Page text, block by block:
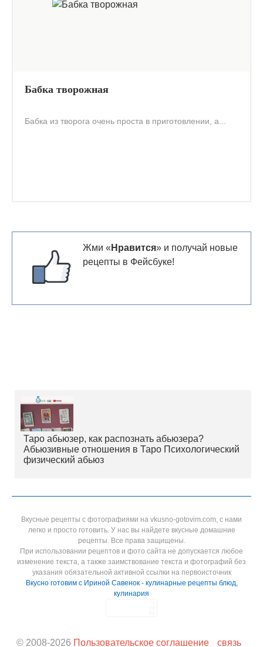
Бабка творожная
Бабка из творога очень проста в приготовлении, а...
Жми « Нравится» и получай новые
рецепты в Фейсбуке!
Таро абьюзер, как распознать абьюзера?
Абьюзивные отношения в Таро Психологический
физический абьюз
Вкусные рецепты с фотографиями на vkusno-gotovim.com, с нами
легко и просто готовить. У нас вы найдете вкусные домашние
рецепты. Все права защищены.
При использовании рецептов и фото сайта не допускается любое
изменение текста, а также заимствование текста и фотографий без
указания обязательной активной ссылки на первоисточник
Вкусно готовим с Ириной Савенок - кулинарные рецепты блюд,
кулинария
© 2008-2026 Пользовательское соглашение связь